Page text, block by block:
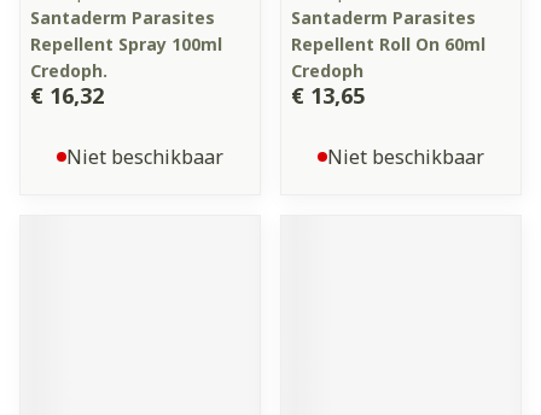
Santaderm Parasites
Repellent Spray 100ml
Credoph.
€ 16,32
Niet beschikbaar
Santaderm Parasites
Repellent Roll On 60ml
Credoph
€ 13,65
Niet beschikbaar